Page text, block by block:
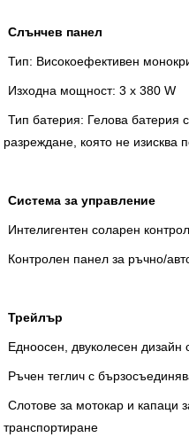
Слънчев панел
Тип: Високоефективен
Изходна мощност: 3 x 380 W
Тип батерия: Гелова батерия
разреждане, която не изисква
Система за управление
Интелигентен соларен
Контролен панел за ръчно/
Трейлър
Едноосен, двуколесен дизайн
Ръчен теглич с
Слотове за мотокар и капаци
транспортиране